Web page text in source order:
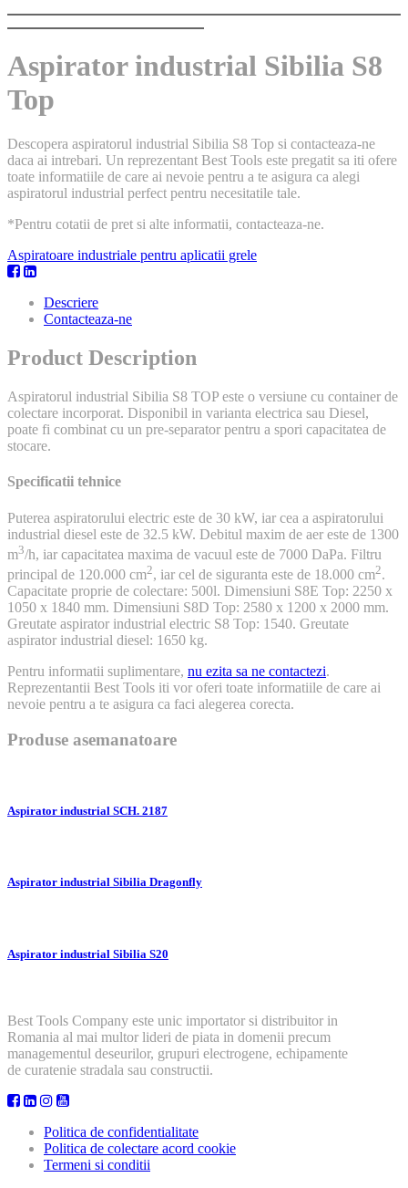
Aspirator industrial Sibilia S8
Top
Descopera aspiratorul industrial Sibilia S8 Top si contacteaza-ne
daca ai intrebari. Un reprezentant Best Tools este pregatit sa iti ofere
toate informatiile de care ai nevoie pentru a te asigura ca alegi
aspiratorul industrial perfect pentru necesitatile tale.
*Pentru cotatii de pret si alte informatii, contacteaza-ne.
Aspiratoare industriale pentru aplicatii grele
Descriere
Contacteaza-ne
Product Description
Aspiratorul industrial Sibilia S8 TOP este o versiune cu container de
colectare incorporat. Disponibil in varianta electrica sau Diesel,
poate fi combinat cu un pre-separator pentru a spori capacitatea de
stocare.
Specificatii tehnice
Puterea aspiratorului electric este de 30 kW, iar cea a aspiratorului
industrial diesel este de 32.5 kW. Debitul maxim de aer este de 1300
m3/h, iar capacitatea maxima de vacuul este de 7000 DaPa. Filtru
principal de 120.000 cm2, iar cel de siguranta este de 18.000 cm2.
Capacitate proprie de colectare: 500l. Dimensiuni S8E Top: 2250 x
1050 x 1840 mm. Dimensiuni S8D Top: 2580 x 1200 x 2000 mm.
Greutate aspirator industrial electric S8 Top: 1540. Greutate
aspirator industrial diesel: 1650 kg.
Pentru informatii suplimentare, nu ezita sa ne contactezi.
Reprezentantii Best Tools iti vor oferi toate informatiile de care ai
nevoie pentru a te asigura ca faci alegerea corecta.
Produse asemanatoare
Aspirator industrial SCH. 2187
Aspirator industrial Sibilia Dragonfly
Aspirator industrial Sibilia S20
Best Tools Company este unic importator si distribuitor in
Romania al mai multor lideri de piata in domenii precum
managementul deseurilor, grupuri electrogene, echipamente
de curatenie stradala sau constructii.
Politica de confidentialitate
Politica de colectare acord cookie
Termeni si conditii